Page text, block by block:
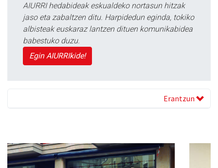
AIURRI hedabideak eskualdeko nortasun hitzak
jaso eta zabaltzen ditu. Harpidedun eginda, tokiko
albisteak euskaraz lantzen dituen komunikabidea
babestuko duzu.
Egin AIURRIkide!
Erantzun